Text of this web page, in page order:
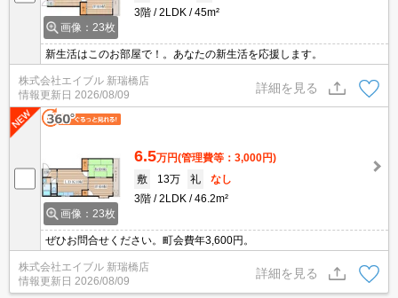
画像：23枚
3階
2LDK 45m²
新生活はこのお部屋で！。あなたの新生活を応援します。
株式会社エイブル 新瑞橋店
情報更新日 2026/08/09
詳細を見る
画像：23枚
6.5万円(管理費等：3,000円)
敷
13万 礼
なし
3階
2LDK 46.2m²
ぜひお問合せください。町会費年3,600円。
株式会社エイブル 新瑞橋店
情報更新日 2026/08/09
詳細を見る